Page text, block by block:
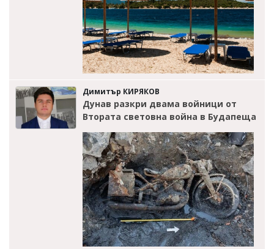
Димитър КИРЯКОВ
Дунав разкри двама войници от
Втората световна война в Будапеща